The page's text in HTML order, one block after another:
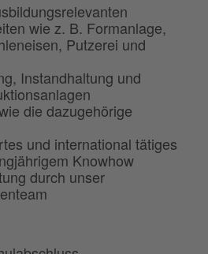
wie z. B. Formanlage,
Putzerei und
Instandhaltung und
die dazugehörige
und international tätiges
Knowhow
durch unser